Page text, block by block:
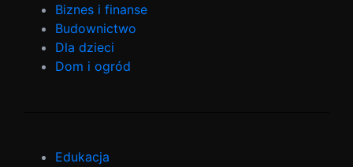
Biznes i finanse
Budownictwo
Dla dzieci
Dom i ogród
Edukacja